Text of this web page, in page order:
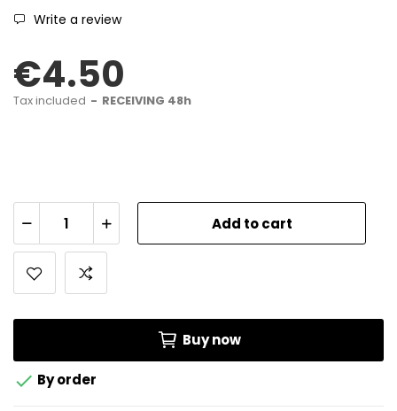
Write a review
€4.50
Tax included RECEIVING 48h
Add to cart
Buy now
 By order